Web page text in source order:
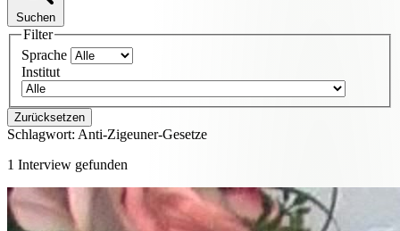
Suchen
Filter
Sprache
Institut
Zurücksetzen
Schlagwort: Anti-Zigeuner-Gesetze
1 Interview gefunden